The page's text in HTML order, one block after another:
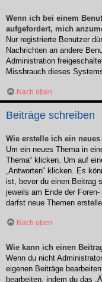
Wenn ich bei einem
aufgefordert, mich
Nur registrierte Benutzer
Nachrichten an andere
Administration
Missbrauch dieses
Nach oben
Beiträge schreiben
Wie erstelle ich ein
Um ein neues Thema in
Thema“ klicken. Um auf
„Antworten“ klicken. Es
ist, bevor du einen Beitrag
jeweils am Ende der
darfst neue Themen
Nach oben
Wie kann ich einen
Wenn du nicht
eigenen Beiträge
bearbeiten, indem du das